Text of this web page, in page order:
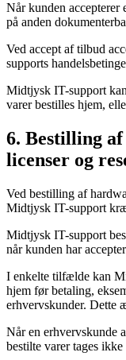
Når kunden
på anden
Ved accept af tilbud
supports
Midtjysk IT-support
varer bestilles hjem,
6. Bestilling
licenser og
Ved bestilling af
Midtjysk IT-support
Midtjysk IT-support
når kunden har
I enkelte tilfælde kan
hjem før betaling,
erhvervskunder. Dette
Når en erhvervskunde
bestilte varer tages